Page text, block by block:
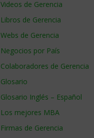
Videos de Gerencia
Libros de Gerencia
Webs de Gerencia
Negocios por País
Colaboradores de Gerencia
Glosario
Glosario Inglés – Español
Los mejores MBA
Firmas de Gerencia